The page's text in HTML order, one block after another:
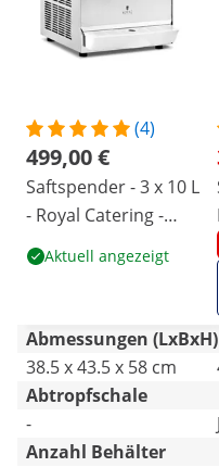
(4)
499,00 €
Saftspender - 3 x 10 L
- Royal Catering -
Kühlsystem
Aktuell angezeigt
Abmessungen (LxBxH)
38.5 x 43.5 x 58 cm
Abtropfschale
-
Anzahl Behälter